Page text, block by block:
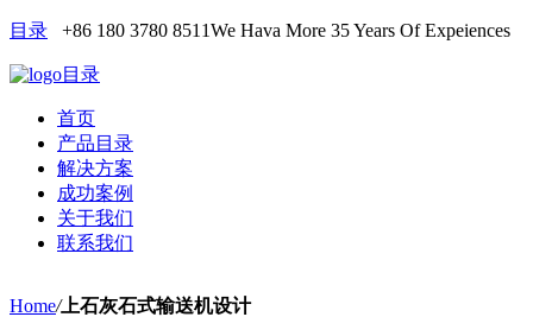
目录 +86 180 3780 8511We Hava More 35 Years Of Expeiences
目录
首页
产品目录
解决方案
成功案例
关于我们
联系我们
Home/上石灰石式输送机设计